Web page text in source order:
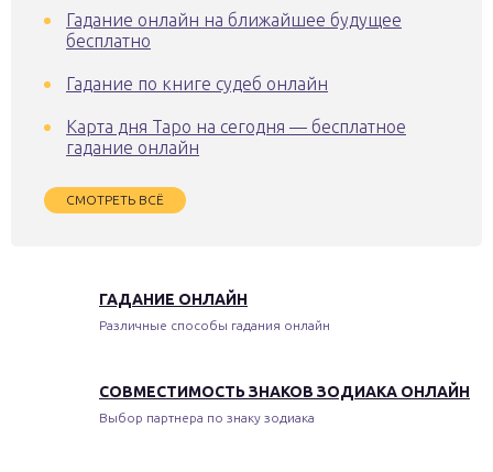
Гадание онлайн на ближайшее будущее
бесплатно
Гадание по книге судеб онлайн
Карта дня Таро на сегодня — бесплатное
гадание онлайн
СМОТРЕТЬ ВСЁ
ГАДАНИЕ ОНЛАЙН
Различные способы гадания онлайн
СОВМЕСТИМОСТЬ ЗНАКОВ ЗОДИАКА ОНЛАЙН
Выбор партнера по знаку зодиака